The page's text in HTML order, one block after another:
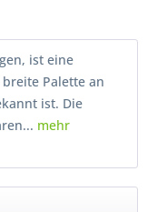
ist eine
Palette an
ist. Die
mehr